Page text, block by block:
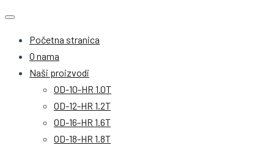
Početna stranica
O nama
Naši proizvodi
OD-10-HR 1.0T
OD-12-HR 1.2T
OD-16-HR 1.6T
OD-18-HR 1.8T